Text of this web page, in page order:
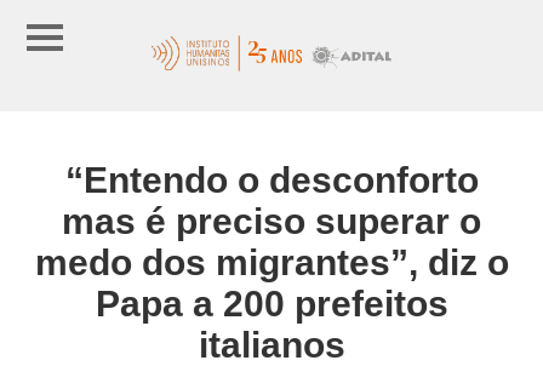
“Entendo o desconforto
mas é preciso superar o
medo dos migrantes”, diz o
Papa a 200 prefeitos
italianos